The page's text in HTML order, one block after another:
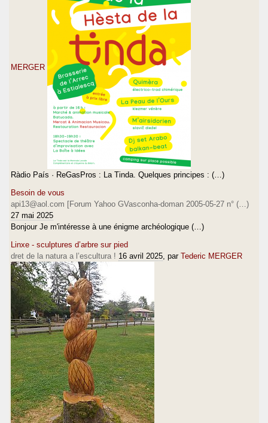
MERGER
Ràdio País · ReGasPros : La Tinda. Quelques principes : (…)
Besoin de vous
api13@aol.com [Forum Yahoo GVasconha-doman 2005-05-27 n° (…)
27 mai 2025
Bonjour Je m'intéresse à une énigme archéologique (…)
Linxe - sculptures d’arbre sur pied
dret de la natura a l’escultura ! 16 avril 2025 , par Tederic MERGER